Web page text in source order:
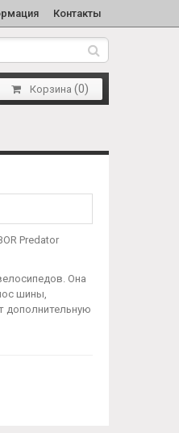
Контакты
Корзина (0)
Predator
Она
шины,
дополнительную